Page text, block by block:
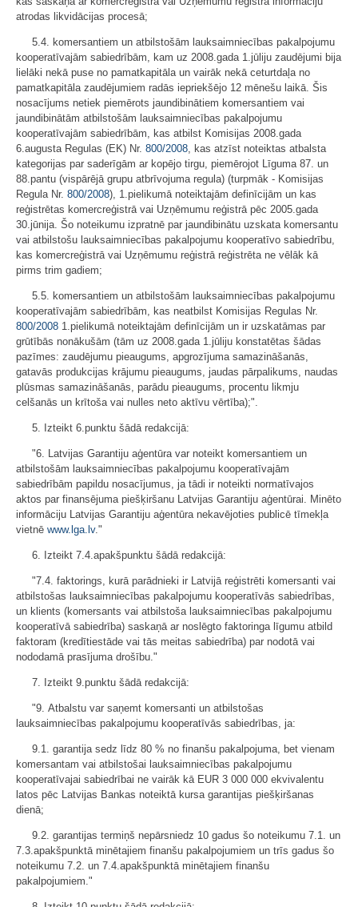
atrodas likvidācijas procesā;
5.4. komersantiem un atbilstošām lauksaimniecības pakalpojumu
kooperatīvajām sabiedrībām, kam uz 2008.gada 1.jūliju zaudējumi bija
lielāki nekā puse no pamatkapitāla un vairāk nekā ceturtdaļa no
pamatkapitāla zaudējumiem radās iepriekšējo 12 mēnešu laikā. Šis
nosacījums netiek piemērots jaundibinātiem komersantiem vai
jaundibinātām atbilstošām lauksaimniecības pakalpojumu
kooperatīvajām sabiedrībām, kas atbilst Komisijas 2008.gada
6.augusta Regulas (EK) Nr. 800/2008, kas atzīst noteiktas atbalsta
kategorijas par saderīgām ar kopējo tirgu, piemērojot Līguma 87. un
88.pantu (vispārējā grupu atbrīvojuma regula) (turpmāk - Komisijas
Regula Nr. 800/2008), 1.pielikumā noteiktajām definīcijām un kas
reģistrētas komercreģistrā vai Uzņēmumu reģistrā pēc 2005.gada
30.jūnija. Šo noteikumu izpratnē par jaundibinātu uzskata komersantu
vai atbilstošu lauksaimniecības pakalpojumu kooperatīvo sabiedrību,
kas komercreģistrā vai Uzņēmumu reģistrā reģistrēta ne vēlāk kā
pirms trim gadiem;
5.5. komersantiem un atbilstošām lauksaimniecības pakalpojumu
kooperatīvajām sabiedrībām, kas neatbilst Komisijas Regulas Nr.
800/2008 1.pielikumā noteiktajām definīcijām un ir uzskatāmas par
grūtībās nonākušām (tām uz 2008.gada 1.jūliju konstatētas šādas
pazīmes: zaudējumu pieaugums, apgrozījuma samazināšanās,
gatavās produkcijas krājumu pieaugums, jaudas pārpalikums, naudas
plūsmas samazināšanās, parādu pieaugums, procentu likmju
celšanās un krītoša vai nulles neto aktīvu vērtība);".
5. Izteikt 6.punktu šādā redakcijā:
"6. Latvijas Garantiju aģentūra var noteikt komersantiem un
atbilstošām lauksaimniecības pakalpojumu kooperatīvajām
sabiedrībām papildu nosacījumus, ja tādi ir noteikti normatīvajos
aktos par finansējuma piešķiršanu Latvijas Garantiju aģentūrai. Minēto
informāciju Latvijas Garantiju aģentūra nekavējoties publicē tīmekļa
vietnē www.lga.lv."
6. Izteikt 7.4.apakšpunktu šādā redakcijā:
"7.4. faktorings, kurā parādnieki ir Latvijā reģistrēti komersanti vai
atbilstošas lauksaimniecības pakalpojumu kooperatīvās sabiedrības,
un klients (komersants vai atbilstoša lauksaimniecības pakalpojumu
kooperatīvā sabiedrība) saskaņā ar noslēgto faktoringa līgumu atbild
faktoram (kredītiestāde vai tās meitas sabiedrība) par nodotā vai
nododamā prasījuma drošību."
7. Izteikt 9.punktu šādā redakcijā:
"9. Atbalstu var saņemt komersanti un atbilstošas
lauksaimniecības pakalpojumu kooperatīvās sabiedrības, ja:
9.1. garantija sedz līdz 80 % no finanšu pakalpojuma, bet vienam
komersantam vai atbilstošai lauksaimniecības pakalpojumu
kooperatīvajai sabiedrībai ne vairāk kā EUR 3 000 000 ekvivalentu
latos pēc Latvijas Bankas noteiktā kursa garantijas piešķiršanas
dienā;
9.2. garantijas termiņš nepārsniedz 10 gadus šo noteikumu 7.1. un
7.3.apakšpunktā minētajiem finanšu pakalpojumiem un trīs gadus šo
noteikumu 7.2. un 7.4.apakšpunktā minētajiem finanšu
pakalpojumiem."